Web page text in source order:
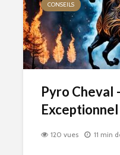
CONSEILS
Pyro Cheval
120 vues 11 min